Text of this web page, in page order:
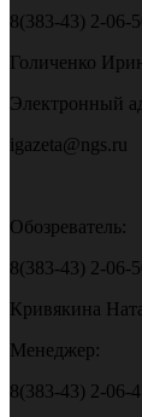
8(383-43) 2-06-
Голиченко
Электронный
igazeta@ngs.ru
Обозреватель:
8(383-43) 2-06-
Кривякина
Менеджер:
8(383-43) 2-06-